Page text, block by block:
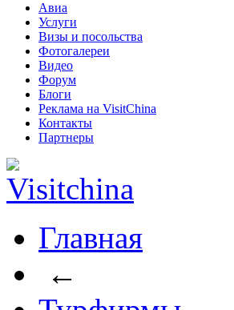
Авиа
Услуги
Визы и посольства
Фотогалереи
Видео
Форум
Блоги
Реклама на VisitChina
Контакты
Партнеры
Главная
←